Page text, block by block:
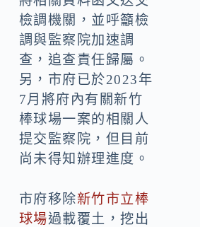
檢調機關，並呼籲檢
調與監察院加速調
查，追查責任歸屬。
另，市府已於2023年
7月將府內有關新竹
棒球場一案的相關人
提交監察院，但目前
尚未得知辦理進度。
市府移除新竹市立棒
球場過載覆土，挖出